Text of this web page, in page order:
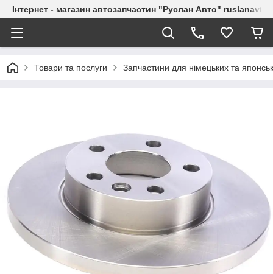
Інтернет - магазин автозапчастин "Руслан Авто"
Товари та послуги Запчастини для німецьких та